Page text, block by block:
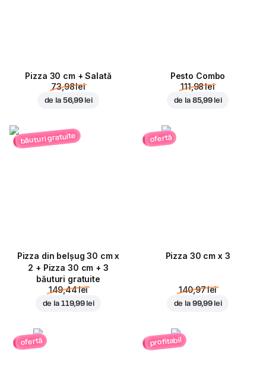
Pizza 30 cm + Salată
73,98 lei
de la 56,99 lei
Pesto Combo
111,98 lei
de la 85,99 lei
băuturi gratuite
Pizza din belșug 30 cm x
2 + Pizza 30 cm + 3
băuturi gratuite
149,44 lei
de la 119,99 lei
ofertă
Pizza 30 cm x 3
140,97 lei
de la 99,99 lei
ofertă profitabil